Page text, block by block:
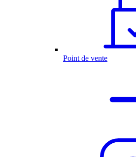
Point de vente